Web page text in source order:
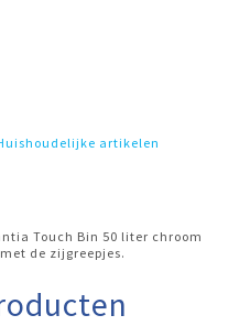
artikelen
Touch Bin 50 liter chroom
de zijgreepjes.